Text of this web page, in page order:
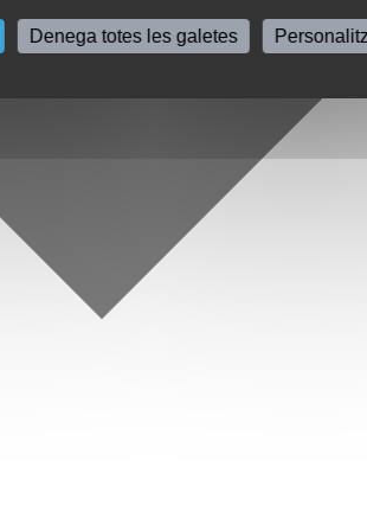
Denega totes les galetes